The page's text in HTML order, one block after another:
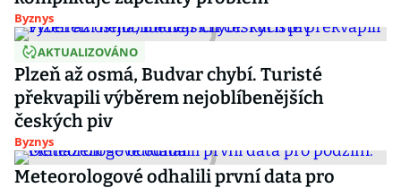
Byznys
AKTUALIZOVÁNO
Plzeň až osmá, Budvar chybí. Turisté
překvapili výběrem nejoblíbenějších
českých piv
Byznys
Meteorologové odhalili první data pro